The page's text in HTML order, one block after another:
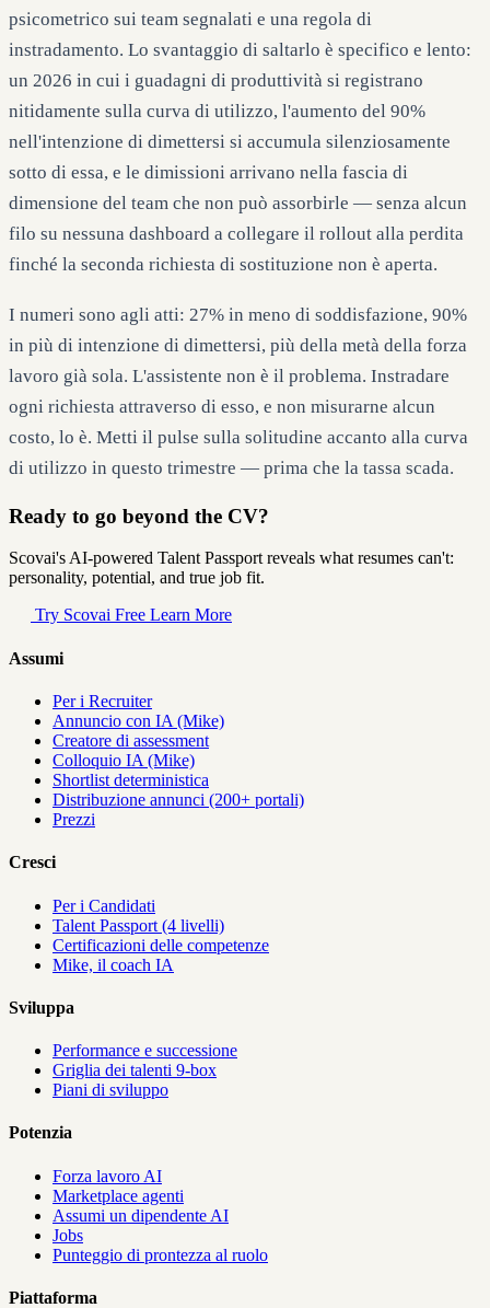
psicometrico sui team segnalati e una regola di
instradamento. Lo svantaggio di saltarlo è specifico e lento:
un 2026 in cui i guadagni di produttività si registrano
nitidamente sulla curva di utilizzo, l'aumento del 90%
nell'intenzione di dimettersi si accumula silenziosamente
sotto di essa, e le dimissioni arrivano nella fascia di
dimensione del team che non può assorbirle — senza alcun
filo su nessuna dashboard a collegare il rollout alla perdita
finché la seconda richiesta di sostituzione non è aperta.
I numeri sono agli atti: 27% in meno di soddisfazione, 90%
in più di intenzione di dimettersi, più della metà della forza
lavoro già sola. L'assistente non è il problema. Instradare
ogni richiesta attraverso di esso, e non misurarne alcun
costo, lo è. Metti il pulse sulla solitudine accanto alla curva
di utilizzo in questo trimestre — prima che la tassa scada.
Ready to go beyond the CV?
Scovai's AI-powered Talent Passport reveals what resumes can't:
personality, potential, and true job fit.
Try Scovai Free Learn More
Assumi
Per i Recruiter
Annuncio con IA (Mike)
Creatore di assessment
Colloquio IA (Mike)
Shortlist deterministica
Distribuzione annunci (200+ portali)
Prezzi
Cresci
Per i Candidati
Talent Passport (4 livelli)
Certificazioni delle competenze
Mike, il coach IA
Sviluppa
Performance e successione
Griglia dei talenti 9-box
Piani di sviluppo
Potenzia
Forza lavoro AI
Marketplace agenti
Assumi un dipendente AI
Jobs
Punteggio di prontezza al ruolo
Piattaforma